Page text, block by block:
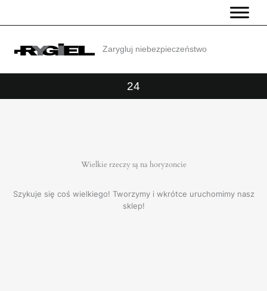
Zarygluj niebezpieczeństwo
24
Wielkie rzeczy są na horyzoncie
Szykuje się coś wielkiego! Tworzymy i wkrótce uruchomimy nasz
sklep!